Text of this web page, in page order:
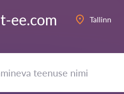
ee.com Tallinn